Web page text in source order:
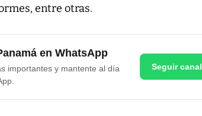
entre otras.
en WhatsApp
importantes y mantente al día
Seguir canal